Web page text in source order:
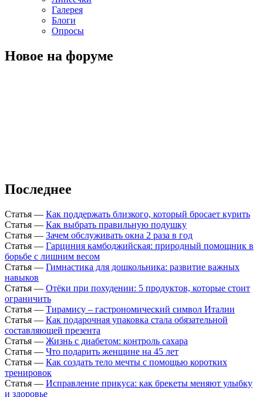
Галерея
Блоги
Опросы
Новое на форуме
Последнее
Статья — Как поддержать близкого, который бросает курить
Статья — Как выбрать правильную подушку
Статья — Зачем обслуживать окна 2 раза в год
Статья — Гарциния камбоджийская: природный помощник в
борьбе с лишним весом
Статья — Гимнастика для дошкольника: развитие важных
навыков
Статья — Отёки при похудении: 5 продуктов, которые стоит
ограничить
Статья — Тирамису – гастрономический символ Италии
Статья — Как подарочная упаковка стала обязательной
составляющей презента
Статья — Жизнь с диабетом: контроль сахара
Статья — Что подарить женщине на 45 лет
Статья — Как создать тело мечты с помощью коротких
тренировок
Статья — Исправление прикуса: как брекеты меняют улыбку
и здоровье